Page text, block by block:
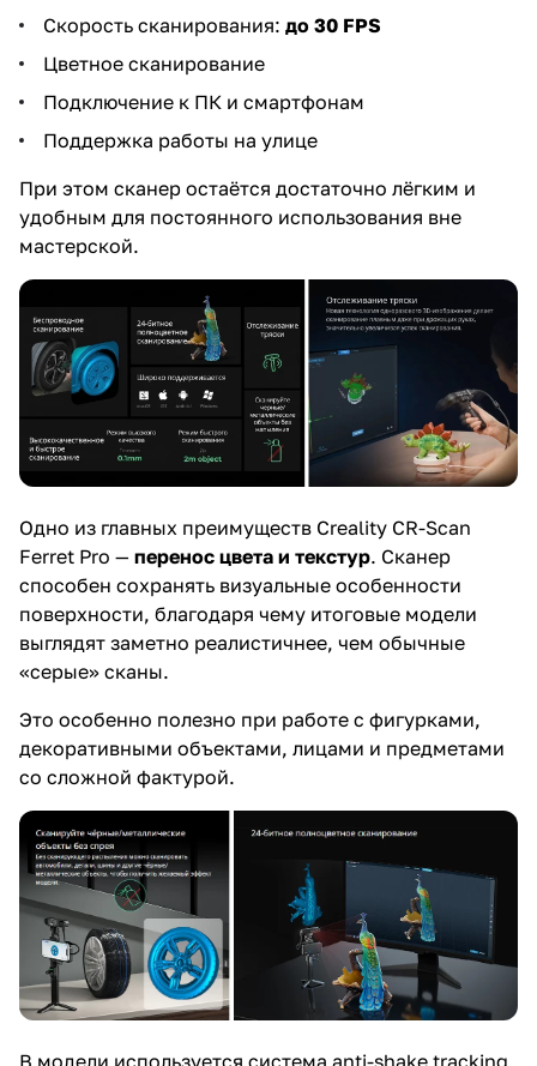
Скорость сканирования: до 30 FPS
Цветное сканирование
Подключение к ПК и смартфонам
Поддержка работы на улице
При этом сканер остаётся достаточно лёгким и
удобным для постоянного использования вне
мастерской.
Одно из главных преимуществ Creality CR-Scan
Ferret Pro — перенос цвета и текстур. Сканер
способен сохранять визуальные особенности
поверхности, благодаря чему итоговые модели
выглядят заметно реалистичнее, чем обычные
«серые» сканы.
Это особенно полезно при работе с фигурками,
декоративными объектами, лицами и предметами
со сложной фактурой.
В модели используется система anti-shake tracking,